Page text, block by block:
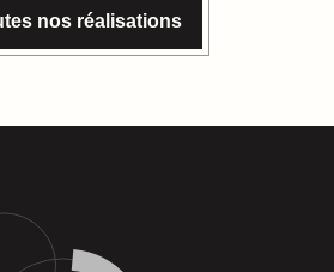
nos réalisations